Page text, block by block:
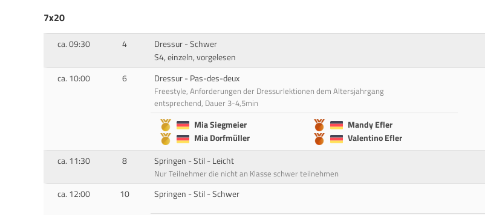
7x20
ca. 09:30 4
Dressur - Schwer
S4, einzeln, vorgelesen
ca. 10:00
6 Dressur - Pas-des-deux
Freestyle, Anforderungen der Dressurlektionen dem Altersjahrgang
entsprechend, Dauer 3-4,5min
Mia Siegmeier
Mia Dorfmüller
Mandy Efler
Valentino Efler
ca. 11:30
8 Springen - Stil - Leicht
Nur Teilnehmer die nicht an Klasse schwer teilnehmen
ca. 12:00 10 Springen - Stil - Schwer